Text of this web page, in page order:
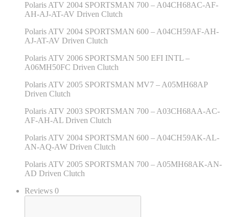
Polaris ATV 2004 SPORTSMAN 700 – A04CH68AC-AF-
AH-AJ-AT-AV Driven Clutch
Polaris ATV 2004 SPORTSMAN 600 – A04CH59AF-AH-
AJ-AT-AV Driven Clutch
Polaris ATV 2006 SPORTSMAN 500 EFI INTL –
A06MH50FC Driven Clutch
Polaris ATV 2005 SPORTSMAN MV7 – A05MH68AP
Driven Clutch
Polaris ATV 2003 SPORTSMAN 700 – A03CH68AA-AC-
AF-AH-AL Driven Clutch
Polaris ATV 2004 SPORTSMAN 600 – A04CH59AK-AL-
AN-AQ-AW Driven Clutch
Polaris ATV 2005 SPORTSMAN 700 – A05MH68AK-AN-
AD Driven Clutch
Reviews 0